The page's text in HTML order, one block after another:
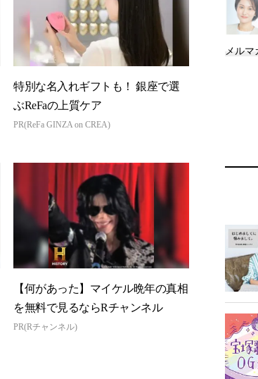
特別な名入れギフトも！ 銀座で選
ぶReFaの上質ケア
PR(ReFa GINZA on CREA)
【何があった】マイケル晩年の真相
を無料で見るならRチャンネル
PR(Rチャンネル)
メルマ